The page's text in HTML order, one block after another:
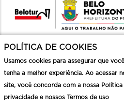
POLÍTICA DE COOKIES
Usamos cookies para assegurar que você
tenha a melhor experiência. Ao acessar
site, você concorda com a nossa Política
privacidade e nossos Termos de uso